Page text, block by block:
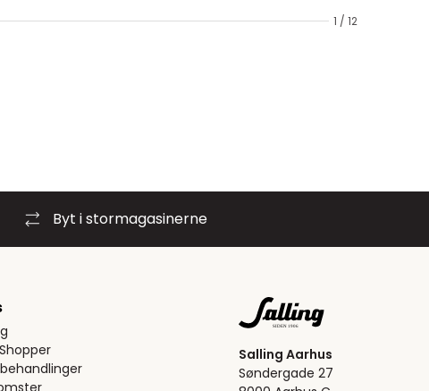
1 / 12
Byt i stormagasinerne
Salling Aarhus
Søndergade 27